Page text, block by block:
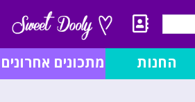
החנות מתכונים אחרונים